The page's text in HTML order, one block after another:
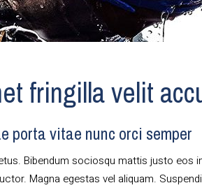
fringilla velit
porta vitae nunc orci semper
Bibendum sociosqu mattis justo eos
Magna egestas vel aliquam.